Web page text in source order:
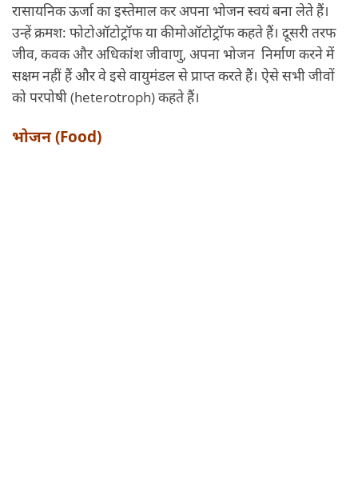
रासायनिक ऊर्जा का इस्तेमाल कर अपना भोजन स्वयं बना लेते हैं।
उन्हें क्रमश: फोटोऑटोट्रॉफ या कीमोऑटोट्रॉफ कहते हैं। दूसरी तरफ
जीव, कवक और अधिकांश जीवाणु, अपना भोजन निर्माण करने में
सक्षम नहीं हैं और वे इसे वायुमंडल से प्राप्त करते हैं। ऐसे सभी जीवों
को परपोषी (heterotroph) कहते हैं।
भोजन (Food)